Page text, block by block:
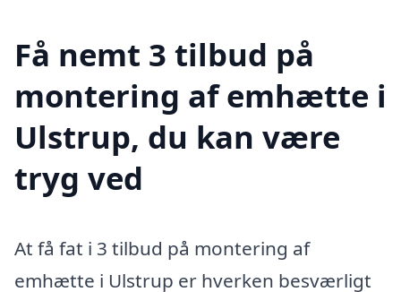
Få nemt 3 tilbud på
montering af emhætte i
Ulstrup, du kan være
tryg ved
At få fat i 3 tilbud på montering af
emhætte i Ulstrup er hverken besværligt